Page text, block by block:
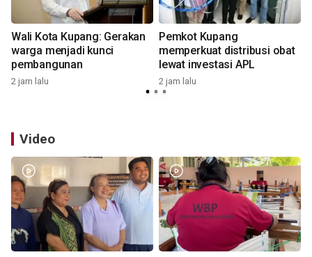
Wali Kota Kupang: Gerakan
warga menjadi kunci
pembangunan
2 jam lalu
Pemkot Kupang
memperkuat distribusi obat
lewat investasi APL
2 jam lalu
Video